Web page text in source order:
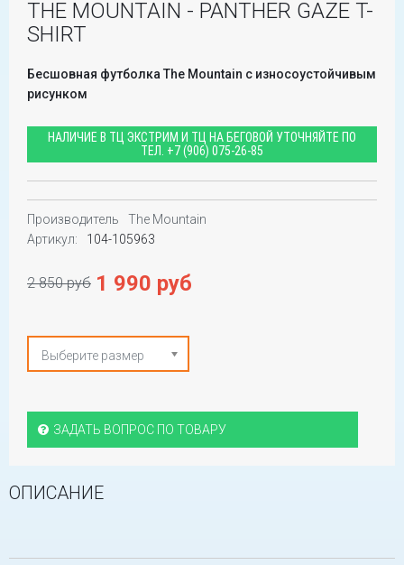
THE MOUNTAIN - PANTHER GAZE T-
SHIRT
Бесшовная футболка The Mountain с износоустойчивым
рисунком
НАЛИЧИЕ В ТЦ ЭКСТРИМ И ТЦ НА БЕГОВОЙ УТОЧНЯЙТЕ ПО
ТЕЛ. +7 (906) 075-26-85
Производитель
The Mountain
Артикул:
104-105963
2 850 руб 1 990 руб
Выберите размер
ЗАДАТЬ ВОПРОС ПО ТОВАРУ
ОПИСАНИЕ